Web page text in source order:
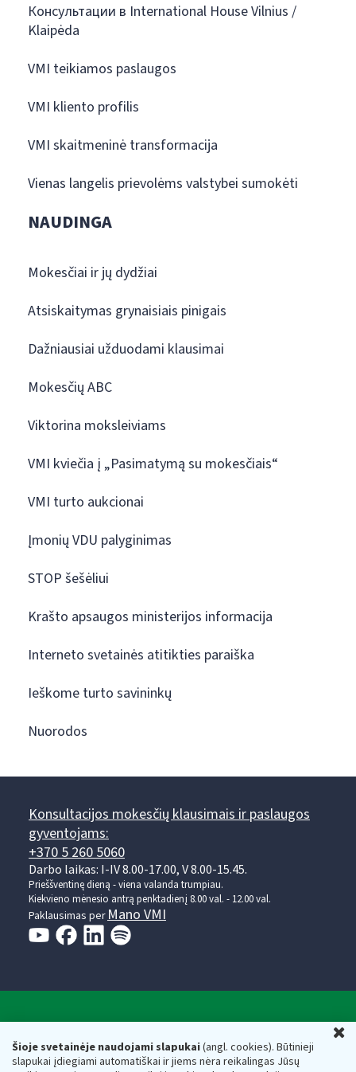
Šioje svetainėje naudojami slapukai(angl. cookies). Būtinieji
slapukai įdiegiami automatiškai ir jiems nėra reikalingas Jūsų
Консультации в International House Vilnius /
Klaipėda
VMI teikiamos paslaugos
VMI kliento profilis
VMI skaitmeninė transformacija
Vienas langelis prievolėms valstybei sumokėti
NAUDINGA
Mokesčiai ir jų dydžiai
Atsiskaitymas grynaisiais pinigais
Dažniausiai užduodami klausimai
Mokesčių ABC
Viktorina moksleiviams
VMI kviečia į „Pasimatymą su mokesčiais“
VMI turto aukcionai
Įmonių VDU palyginimas
STOP šešėliui
Krašto apsaugos ministerijos informacija
Interneto svetainės atitikties paraiška
Ieškome turto savininkų
Nuorodos
Konsultacijos mokesčių klausimais ir paslaugos
gyventojams:
+370 5 260 5060
Darbo laikas: I-IV 8.00-17.00, V 8.00-15.45.
Prieššventinę dieną - viena valanda trumpiau.
Kiekvieno mėnesio antrą penktadienį 8.00 val. - 12.00 val.
Paklausimas per Mano VMI
Respublikos finansų ministerijos